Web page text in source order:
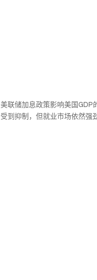
美联储加息政策影响美国GDP
受到抑制，但就业市场依然强劲